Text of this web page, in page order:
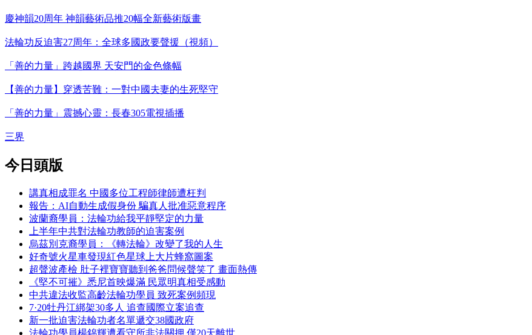
慶神韻20周年 神韻藝術品推20幅全新藝術版畫
法輪功反迫害27周年：全球多國政要聲援（視頻）
「善的力量」跨越國界 天安門的金色條幅
【善的力量】穿透苦難：一對中國夫妻的生死堅守
「善的力量」震撼心靈：長春305電視插播
三界
今日頭版
講真相成罪名 中國多位工程師律師遭枉判
報告：AI自動生成假身份 騙真人批准惡意程序
波蘭裔學員：法輪功給我平靜堅定的力量
上半年中共對法輪功教師的迫害案例
烏茲別克裔學員：《轉法輪》改變了我的人生
好奇號火星車發現紅色星球上大片蜂窩圖案
超聲波產檢 肚子裡寶寶聽到爸爸問候聲笑了 畫面熱傳
《堅不可摧》悉尼首映爆滿 民眾明真相受感動
中共違法收監高齡法輪功學員 致死案例頻現
7·20牡丹江綁架30多人 追查國際立案追查
新一批迫害法輪功者名單遞交38國政府
法輪功學員楊錦輝遭看守所非法關押 僅20天離世